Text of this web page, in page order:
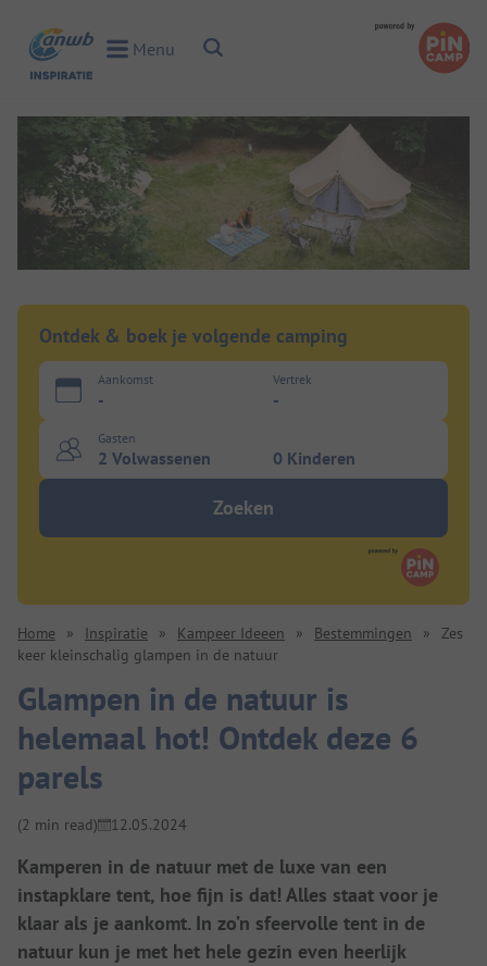
Toggle Menu
Menu Toggle Search
Ontdek & boek je volgende camping
Aankomst
-
Vertrek
-
Gasten
2 Volwassenen 0 Kinderen
Zoeken
Home » Inspiratie » Kampeer Ideeen » Bestemmingen »
Zes
keer kleinschalig glampen in de natuur
Glampen in de natuur is
helemaal hot! Ontdek deze 6
parels
(2 min read) 12.05.2024
Kamperen in de natuur met de luxe van een
instapklare tent, hoe fijn is dat! Alles staat voor je
klaar als je aankomt. In zo’n sfeervolle tent in de
natuur kun je met het hele gezin even heerlijk